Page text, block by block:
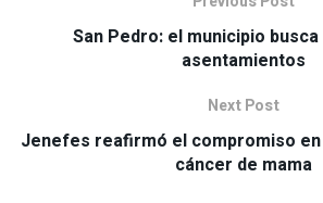
San Pedro: el municipio
asentamientos
Next Post
Jenefes reafirmó el compromiso
cáncer de mama